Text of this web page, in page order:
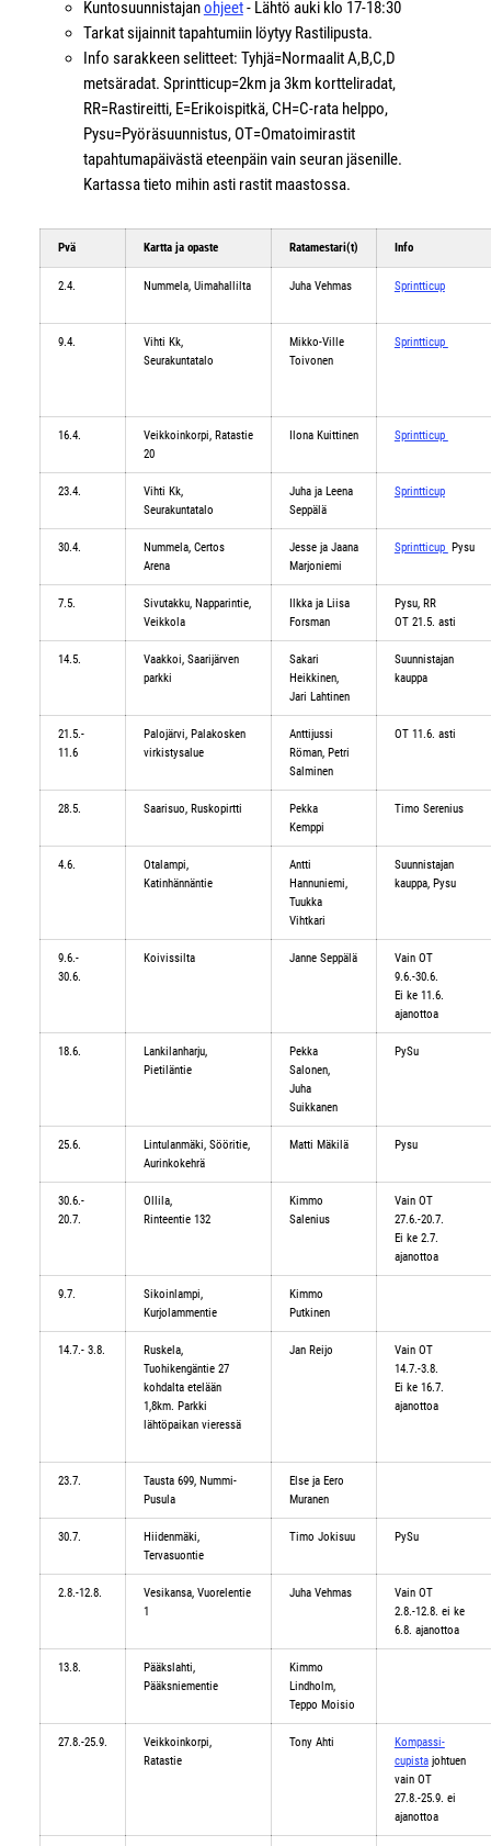
Kuntosuunnistajanohjeet- Lähtö auki klo 17-18:30
Tarkat sijainnit tapahtumiin löytyy Rastilipusta.
Info sarakkeen selitteet: Tyhjä=Normaalit A,B,C,D
metsäradat. Sprintticup=2km ja 3km kortteliradat,
RR=Rastireitti, E=Erikoispitkä, CH=C-rata helppo,
Pysu=Pyöräsuunnistus, OT=Omatoimirastit
tapahtumapäivästä eteenpäin vain seuran jäsenille.
Kartassa tieto mihin asti rastit maastossa.
Pvä Kartta ja opaste Ratamestari(t) Info
2.4. Nummela, Uimahallilta Juha Vehmas Sprintticup
9.4.
Vihti Kk,
Seurakuntatalo
Mikko-Ville
Toivonen
Sprintticup
16.4.
Veikkoinkorpi, Ratastie
20
Ilona Kuittinen Sprintticup
23.4.
Vihti Kk,
Seurakuntatalo
Juha ja Leena
Seppälä
Sprintticup
30.4.
Nummela, Certos
Arena
Jesse ja Jaana
Marjoniemi
Sprintticup Pysu
7.5.
Sivutakku, Napparintie,
Veikkola
Ilkka ja Liisa
Forsman
Pysu, RR
OT 21.5. asti
14.5.
Vaakkoi, Saarijärven
parkki
Sakari
Heikkinen,
Jari Lahtinen
Suunnistajan
kauppa
21.5.-
11.6
Palojärvi, Palakosken
virkistysalue
Anttijussi
Röman, Petri
Salminen
OT 11.6. asti
28.5. Saarisuo, Ruskopirtti
Pekka
Kemppi
Timo Serenius
4.6.
Otalampi,
Katinhännäntie
Antti
Hannuniemi,
Tuukka
Vihtkari
Suunnistajan
kauppa, Pysu
9.6.-
30.6.
Koivissilta Janne Seppälä
Vain OT
9.6.-30.6.
Ei ke 11.6.
ajanottoa
18.6.
Lankilanharju,
Pietiläntie
Pekka
Salonen,
Juha
Suikkanen
PySu
25.6.
Lintulanmäki, Sööritie,
Aurinkokehrä
Matti Mäkilä Pysu
30.6.-
20.7.
Ollila,
Rinteentie 132
Kimmo
Salenius
Vain OT
27.6.-20.7.
Ei ke 2.7.
ajanottoa
9.7.
Sikoinlampi,
Kurjolammentie
Kimmo
Putkinen
14.7.- 3.8.
Ruskela,
Tuohikengäntie 27
kohdalta etelään
1,8km. Parkki
lähtöpaikan vieressä
Jan Reijo
Vain OT
14.7.-3.8.
Ei ke 16.7.
ajanottoa
23.7.
Tausta 699, Nummi-
Pusula
Else ja Eero
Muranen
30.7.
Hiidenmäki,
Tervasuontie
Timo Jokisuu PySu
2.8.-12.8.
Vesikansa, Vuorelentie
1
Juha Vehmas
Vain OT
2.8.-12.8. ei ke
6.8. ajanottoa
13.8.
Pääkslahti,
Pääksniementie
Kimmo
Lindholm,
Teppo Moisio
27.8.-25.9.
Veikkoinkorpi,
Ratastie
Tony Ahti
Kompassi-
cupistajohtuen
vain OT
27.8.-25.9. ei
ajanottoa